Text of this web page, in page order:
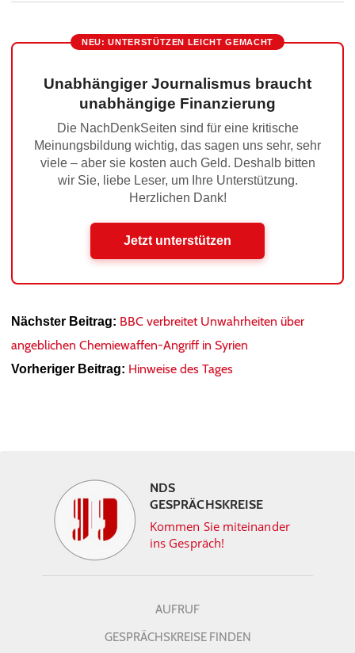
NEU: UNTERSTÜTZEN LEICHT GEMACHT
Unabhängiger Journalismus braucht
unabhängige Finanzierung
Die NachDenkSeiten sind für eine kritische
Meinungsbildung wichtig, das sagen uns sehr, sehr
viele – aber sie kosten auch Geld. Deshalb bitten
wir Sie, liebe Leser, um Ihre Unterstützung.
Herzlichen Dank!
Jetzt unterstützen
Nächster Beitrag: BBC verbreitet Unwahrheiten über
angeblichen Chemiewaffen-Angriff in Syrien
Vorheriger Beitrag: Hinweise des Tages
NDS
GESPRÄCHSKREISE
Kommen Sie miteinander
ins Gespräch!
AUFRUF
GESPRÄCHSKREISE FINDEN